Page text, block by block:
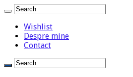
Wishlist
Despre mine
Contact